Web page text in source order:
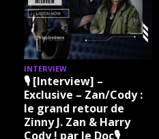
INTERVIEW
🎙 [Interview] –
Exclusive – Zan/Cody :
le grand retour de
Zinny J. Zan & Harry
Cody ! par le Doc🎙